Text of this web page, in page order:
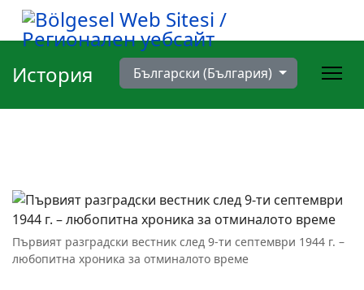
Изберете език
Български (България)
История
Първият разградски вестник след 9-ти септември 1944 г. –
любопитна хроника за отминалото време